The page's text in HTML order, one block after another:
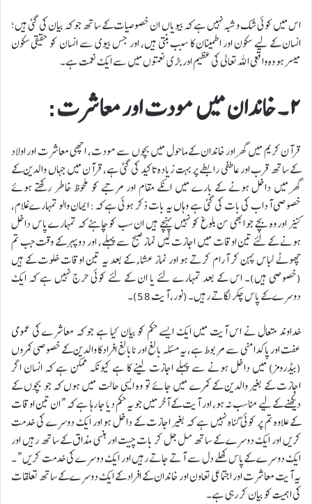
اس میں کوئی شک و شبہ نہیں ہے کہ بیویاں ان خصوصیات کے ساتھ جو کہ بیان کی گئی ہیں؛
انسان کے لیے سکون اور اطمینان کا سبب بنتی ہیں، اور جس بیوی سے انسان کو حقیقی سکون
میسر ہو وہ واقعی اللہ تعالی کی عظیم اور بڑی نعمتوں میں سے ایک نعمت ہے۔
۲ ۔ خاندان میں مودت اور معاشرت:
قرآن کریم میں گھر اور خاندان کے ماحول میں بچوں سے مودت، اچھی معاشرت اور اولاد
کے ساتھ قرب اور عاطفی رابطے پر بہت زیادہ تاکید کی گئی ہے، قرآن میں جہاں والدین کے
گھر میں داخل ہونے کے بارے میں انکے مقام اور مرتبے کو ملحوظ خاطر رکھتے ہوئے
خصوصی آداب کی بات کی گئی ہے وہاں یہ بات ذکر ہوئی ہے کہ: ایمان والو تمہارے غلام،
کنیز اور وہ بچے جو ابھی سن بلوغ کو نہیں پہنچے ہیں ان سب کو چاہئے کہ تمہارے پاس داخل
ہونے کے لئے تین اوقات میں اجازت لیں نماز صبح سے پہلے، اور دوپہر کے وقت جب تم
چھوٹے لباس پہن کر آرام کرتے ہو اور نماز عشاء کے بعد یہ تین اوقات خلوت کے ہیں
(خصوصی ہیں)۔ اس کے بعد تمہارے لئے یا ان کے لئے کوئی حرج نہیں ہے کہ ایک
دوسرے کے پاس چکر لگاتے رہیں۔ (نور، آیت 58)۔
خداوند متعال نے اس آیت میں ایک ایسے حکم کو بیان کیا ہے جو کہ معاشرے کی عمومی
عفت اور پاکدامنی سے مربوط ہے، یہ مسئلہ بالغ اور نابالغ افراد کا والدین کے خصوصی کمروں
(بیڈرومز) میں داخل ہونے سے پہلے اجازت لینے کا ہے کیونکہ ممکن ہے کہ انسان اگر
اجازت کے بغیر والدین کے کمرے میں جائے تو وہ ایسی حالت میں ہوں کہ جو بچوں کے
دیکھنے کےلیے مناسب نہ ہو، اور آیت کے آخر میں جو یہ حکم دیا جا رہا ہے کہ “ان تین اوقات
کے علاوہ تم پر کوئی گناہ نہیں ہے کہ بغیر اجازت کے داخل ہو اور ایک دوسرے کی خدمت
کریں اور ایک دوسرے کے ساتھ مل جل کر بات چیت اور ہنسی مذاق کے ساتھ رہیں اور
ایک دوسرے کےپاس کھلے دل سے آتے جاتے رہیں اور ایک دوسرے کی خدمت کریں “۔
یہ آیت معاشرت اور اجتماعی تعاون اور خاندان کے افراد کے ایک دوسرے کے ساتھ تعلقات
کی اہمیت کو بیان کر رہی ہے۔